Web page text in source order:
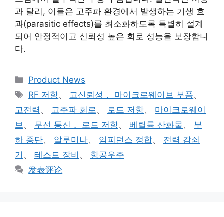
과 달리, 이들은 고주파 환경에서 발생하는 기생 효
과(parasitic effects)를 최소화하도록 특별히 설계
되어 안정적이고 신뢰성 높은 회로 성능을 보장합니
다.
Product News
RF 저항、 고신뢰성， 마이크로웨이브 부품、
고전력 、 고주파 회로、 로드 저항、 마이크로웨이
브、 무선 통신， 로드 저항、 베릴륨 산화물、 부
하 종단、 알루미나、 임피던스 정합、 전력 감쇠
기 、 테스트 장비 、 항공우주
发表评论